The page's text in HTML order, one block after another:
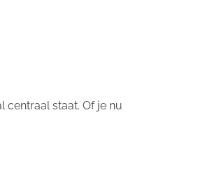
centraal staat. Of je nu